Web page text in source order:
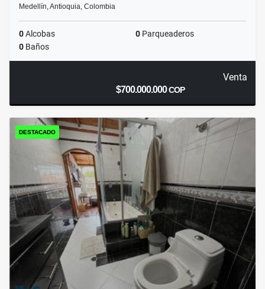
Medellín, Antioquia, Colombia
0Alcobas 0 Parqueaderos
0 Baños
Venta
$700.000.000COP
DESTACADO